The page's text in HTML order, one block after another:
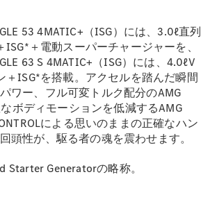
電気
53 4MATIC+（ISG）には、3.0ℓ直列
＋電動スーパーチャージャーを、
63 S 4MATIC+（ISG）には、4.0ℓV
＋ISG*を搭載。アクセルを踏んだ瞬間
ワー、フル可変トルク配分のAMG
ボディモーションを低減するAMG
による思いのままの正確なハン
頭性が、駆る者の魂を震わせます。
Starter Generatorの略称。